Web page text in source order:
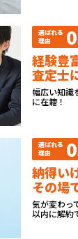
選ばれる
理由
経験豊
査定士
幅広い知識
に在籍！
選ばれる
理由
納得い
その場
気が変わっ
以内に解約